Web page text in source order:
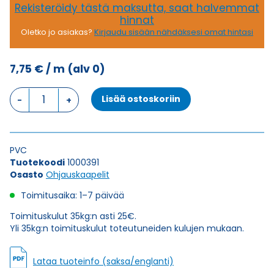
Rekisteröidy tästä maksutta, saat halvemmat
hinnat
Oletko jo asiakas? Kirjaudu sisään nähdäksesi omat hintasi
7,75 €/ m (alv 0)
Ohjauskaapeli
2YSL(ST)CY-
0,6/1
4G2,5
määrä
Lisää ostoskoriin
PVC
Tuotekoodi 1000391
Osasto Ohjauskaapelit
Toimitusaika: 1–7 päivää
Toimituskulut 35kg:n asti 25€.
Yli 35kg:n toimituskulut toteutuneiden kulujen mukaan.
Lataa tuoteinfo (saksa/englanti)